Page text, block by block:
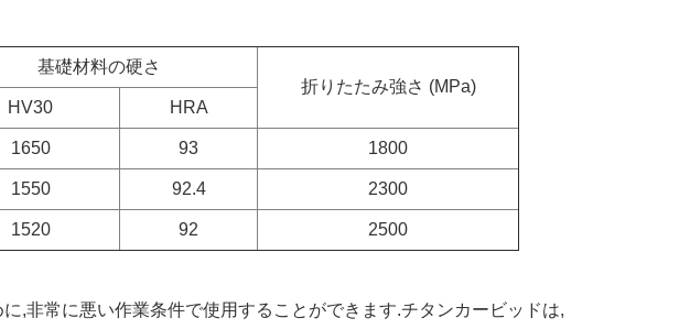
基礎材料の硬さ
折りたたみ強さ (MPa)
HV30
HRA
1650 93 1800
1550 92.4 2300
1520 92 2500
,非常に悪い作業条件で使用することができます.チタンカービッドは,